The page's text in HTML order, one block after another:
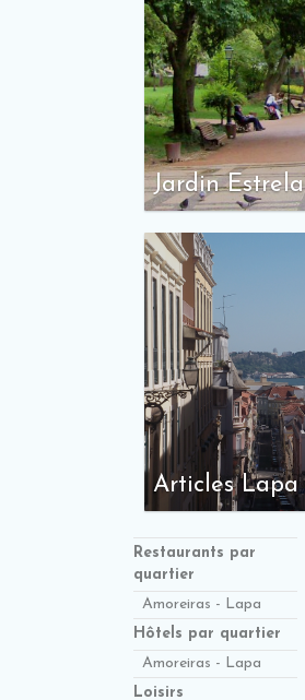
Jardin Estrela
Articles Lapa
Restaurants par
quartier
Amoreiras - Lapa
Hôtels par quartier
Amoreiras - Lapa
Loisirs